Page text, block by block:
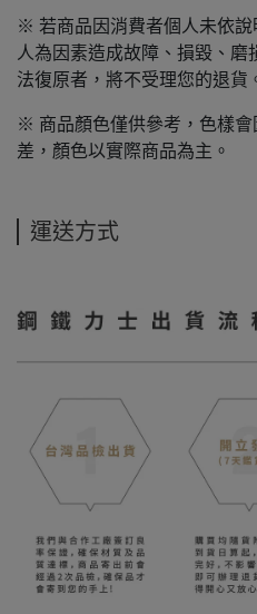
※ 若商品因消費者個人未依
人為因素造成故障、損毀、
法復原者，將不受理您的退貨
※ 商品顏色僅供參考，色樣
差，顏色以實際商品為主。
運送方式